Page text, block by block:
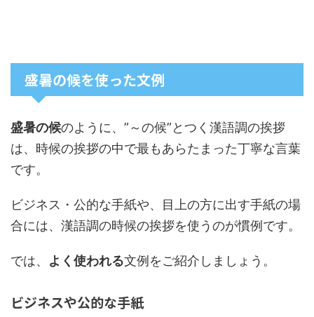
盛暑の候を使った文例
盛暑の候のように、”～の候”とつく漢語調の挨拶
は、時候の挨拶の中で最もあらたまった丁寧な言葉
です。
ビジネス・公的な手紙や、目上の方に出す手紙の場
合には、漢語調の時候の挨拶を使うのが慣例です。
では、 よく使われる文例 をご紹介しましょう。
ビジネスや公的な手紙